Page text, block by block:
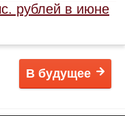
рублей в июне
В будущее